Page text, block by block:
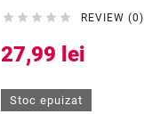
     REVIEW (0)
27,99 lei
Stoc epuizat